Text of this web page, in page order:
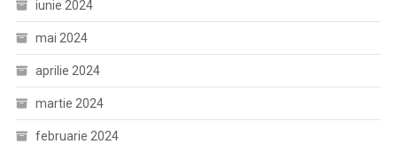
iunie 2024
mai 2024
aprilie 2024
martie 2024
februarie 2024